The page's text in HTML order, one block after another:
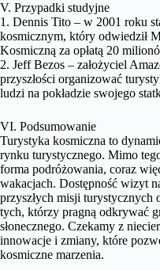
V. Przypadki studyjne
1. Dennis Tito – w 2001 roku
kosmicznym, który odwiedził
Kosmiczną za opłatą 20
2. Jeff Bezos – założyciel
przyszłości organizować
ludzi na pokładzie swojego
VI. Podsumowanie
Turystyka kosmiczna to
rynku turystycznego. Mimo
forma podróżowania, coraz
wakacjach. Dostępność wizyt
przyszłych misji
tych, którzy pragną odkrywać
słonecznego. Czekamy z
innowacje i zmiany, które
kosmiczne marzenia.